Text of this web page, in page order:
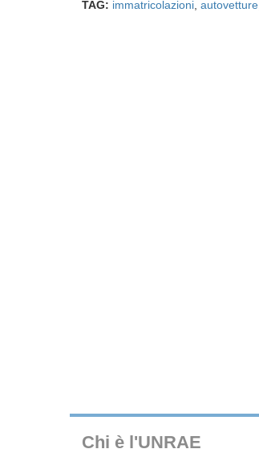
TAG: immatricolazioni autovetture
Chi è l'UNRAE